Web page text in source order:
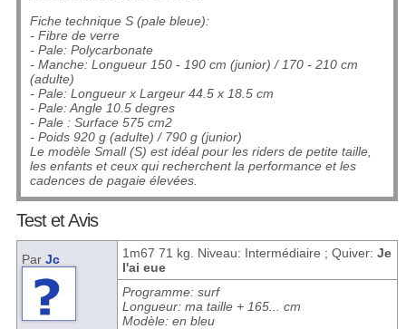
Fiche technique S (pale bleue):
- Fibre de verre
- Pale: Polycarbonate
- Manche: Longueur 150 - 190 cm (junior) / 170 - 210 cm
(adulte)
- Pale: Longueur x Largeur 44.5 x 18.5 cm
- Pale: Angle 10.5 degres
- Pale : Surface 575 cm2
- Poids 920 g (adulte) / 790 g (junior)
Le modèle Small (S) est idéal pour les riders de petite taille,
les enfants et ceux qui recherchent la performance et les
cadences de pagaie élevées.
Test et Avis
Par Jc 1m67 71 kg. Niveau: Intermédiaire ; Quiver: Je
l'ai eue
Programme: surf
Longueur: ma taille + 165... cm
Modèle: en bleu